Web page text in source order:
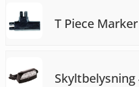
T Piece
Skyltbelysning